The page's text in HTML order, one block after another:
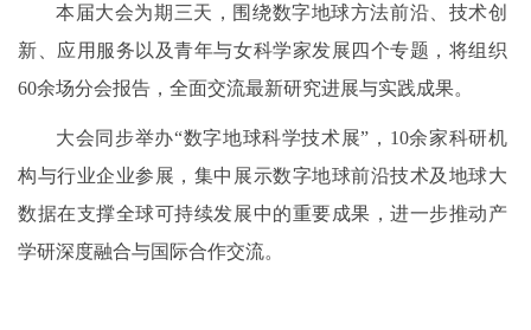
本届大会为期三天，围绕数字地球方法前沿、技术创
新、应用服务以及青年与女科学家发展四个专题，将组织
60余场分会报告，全面交流最新研究进展与实践成果。
大会同步举办“数字地球科学技术展”，10余家科研机
构与行业企业参展，集中展示数字地球前沿技术及地球大
数据在支撑全球可持续发展中的重要成果，进一步推动产
学研深度融合与国际合作交流。